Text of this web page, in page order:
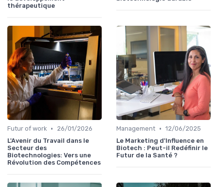
thérapeutique
Futur of work •
26/01/2026
L'Avenir du Travail dans le
Secteur des
Biotechnologies: Vers une
Révolution des Compétences
Management • 12/06/2025
Le Marketing d'Influence en
Biotech : Peut-il Redéfinir le
Futur de la Santé ?